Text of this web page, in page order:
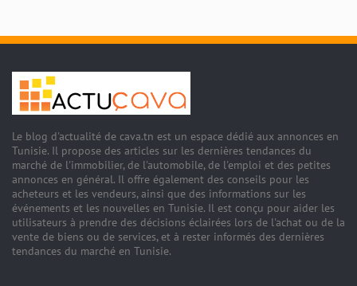
Le blog d'actualité de cava.tn est un espace dédié aux annonces en
Tunisie. Il propose des articles sur les dernières tendances du
marché de l'immobilier, de l'automobile, de l'emploi et des petites
annonces en général. Il offre également des conseils pour les
acheteurs et les vendeurs, ainsi que des informations sur les
événements et les nouvelles en Tunisie. Il est conçu pour aider les
utilisateurs à prendre des décisions éclairées lors de l'achat ou de la
vente de biens ou de services, et à rester informés des dernières
tendances du marché en Tunisie.